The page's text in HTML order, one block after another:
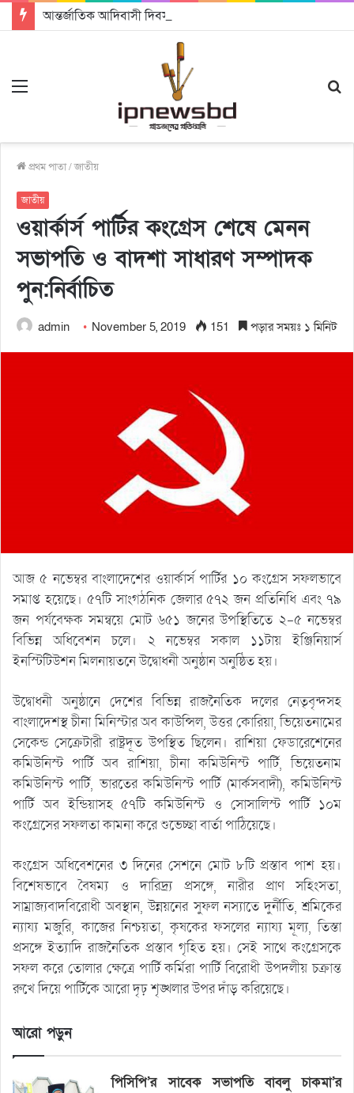
প্রথম পাতা/জাতীয়
জাতীয়
ওয়ার্কার্স পার্টির কংগ্রেস শেষে মেনন
সভাপতি ও বাদশা সাধারণ সম্পাদক
পুন:নির্বাচিত
admin November 5, 2019 151 পড়ার সময়ঃ ১ মিনিট
আজ ৫ নভেম্বর বাংলাদেশের ওয়ার্কার্স পার্টির ১০ কংগ্রেস সফলভাবে
সমাপ্ত হয়েছে। ৫৭টি সাংগঠনিক জেলার ৫৭২ জন প্রতিনিধি এবং ৭৯
জন পর্যবেক্ষক সমন্বয়ে মোট ৬৫১ জনের উপস্থিতিতে ২-৫ নভেম্বর
বিভিন্ন অধিবেশন চলে। ২ নভেম্বর সকাল ১১টায় ইঞ্জিনিয়ার্স
ইনস্টিটিউশন মিলনায়তনে উদ্বোধনী অনুষ্ঠান অনুষ্ঠিত হয়।
উদ্বোধনী অনুষ্ঠানে দেশের বিভিন্ন রাজনৈতিক দলের নেতৃবৃন্দসহ
বাংলাদেশস্থ চীনা মিনিস্টার অব কাউন্সিল, উত্তর কোরিয়া, ভিয়েতনামের
সেকেন্ড সেক্রেটারী রাষ্ট্রদূত উপস্থিত ছিলেন। রাশিয়া ফেডারেশেনের
কমিউনিস্ট পার্টি অব রাশিয়া, চীনা কমিউনিস্ট পার্টি, ভিয়েতনাম
কমিউনিস্ট পার্টি, ভারতের কমিউনিস্ট পার্টি (মার্কসবাদী), কমিউনিস্ট
পার্টি অব ইন্ডিয়াসহ ৫৭টি কমিউনিস্ট ও সোসালিস্ট পার্টি ১০ম
কংগ্রেসের সফলতা কামনা করে শুভেচ্ছা বার্তা পাঠিয়েছে।
কংগ্রেস অধিবেশনের ৩ দিনের সেশনে মোট ৮টি প্রস্তাব পাশ হয়।
বিশেষভাবে বৈষম্য ও দারিদ্র্য প্রসঙ্গে, নারীর প্রাণ সহিংসতা,
সাম্রাজ্যবাদবিরোধী অবস্থান, উন্নয়নের সুফল নস্যাতে দুর্নীতি, শ্রমিকের
ন্যায্য মজুরি, কাজের নিশ্চয়তা, কৃষকের ফসলের ন্যায্য মূল্য, তিস্তা
প্রসঙ্গে ইত্যাদি রাজনৈতিক প্রস্তাব গৃহিত হয়। সেই সাথে কংগ্রেসকে
সফল করে তোলার ক্ষেত্রে পার্টি কর্মিরা পার্টি বিরোধী উপদলীয় চক্রান্ত
রুখে দিয়ে পার্টিকে আরো দৃঢ় শৃঙ্খলার উপর দাঁড় করিয়েছে।
আরো পড়ুন
পিসিপি’র সাবেক সভাপতি বাবলু চাকমা’র